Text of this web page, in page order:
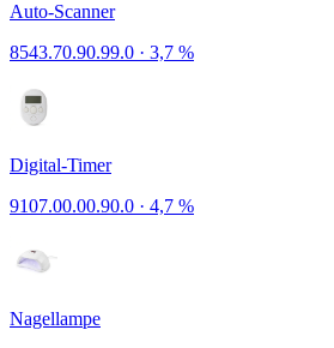
Auto-Scanner
8543.70.90.99.0 · 3,7 %
Digital-Timer
9107.00.00.90.0 · 4,7 %
Nagellampe